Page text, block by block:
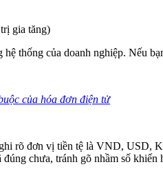
gia tăng)
thống của doanh nghiệp. Nếu
của hóa đơn điện tử
rõ đơn vị tiền tệ là VND, USD,
chưa, tránh gõ nhầm số khiến